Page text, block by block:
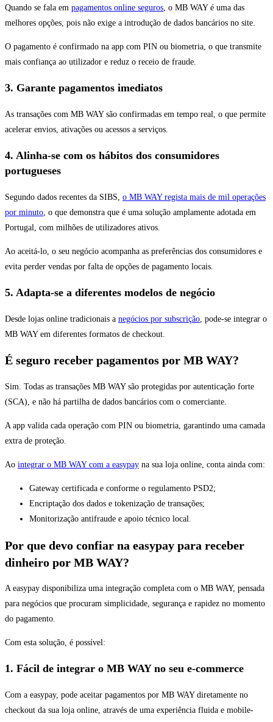
Quando se fala em pagamentos online seguros , o MB WAY é uma das
melhores opções, pois não exige a introdução de dados bancários no site.
O pagamento é confirmado na app com PIN ou biometria, o que transmite
mais confiança ao utilizador e reduz o receio de fraude.
3. Garante pagamentos imediatos
As transações com MB WAY são confirmadas em tempo real, o que permite
acelerar envios, ativações ou acessos a serviços.
4. Alinha-se com os hábitos dos consumidores
portugueses
Segundo dados recentes da SIBS, o MB WAY regista mais de mil operações
por minuto , o que demonstra que é uma solução amplamente adotada em
Portugal, com milhões de utilizadores ativos.
Ao aceitá-lo, o seu negócio acompanha as preferências dos consumidores e
evita perder vendas por falta de opções de pagamento locais.
5. Adapta-se a diferentes modelos de negócio
Desde lojas online tradicionais a negócios por subscrição , pode-se integrar o
MB WAY em diferentes formatos de checkout.
É seguro receber pagamentos por MB WAY?
Sim. Todas as transações MB WAY são protegidas por autenticação forte
(SCA), e não há partilha de dados bancários com o comerciante.
A app valida cada operação com PIN ou biometria, garantindo uma camada
extra de proteção.
Ao integrar o MB WAY com a easypay na sua loja online, conta ainda com:
Gateway certificada e conforme o regulamento PSD2;
Encriptação dos dados e tokenização de transações;
Monitorização antifraude e apoio técnico local.
Por que devo confiar na easypay para receber
dinheiro por MB WAY?
A easypay disponibiliza uma integração completa com o MB WAY, pensada
para negócios que procuram simplicidade, segurança e rapidez no momento
do pagamento.
Com esta solução, é possível:
1. Fácil de integrar o MB WAY no seu e-commerce
Com a easypay, pode aceitar pagamentos por MB WAY diretamente no
checkout da sua loja online, através de uma experiência fluida e mobile-